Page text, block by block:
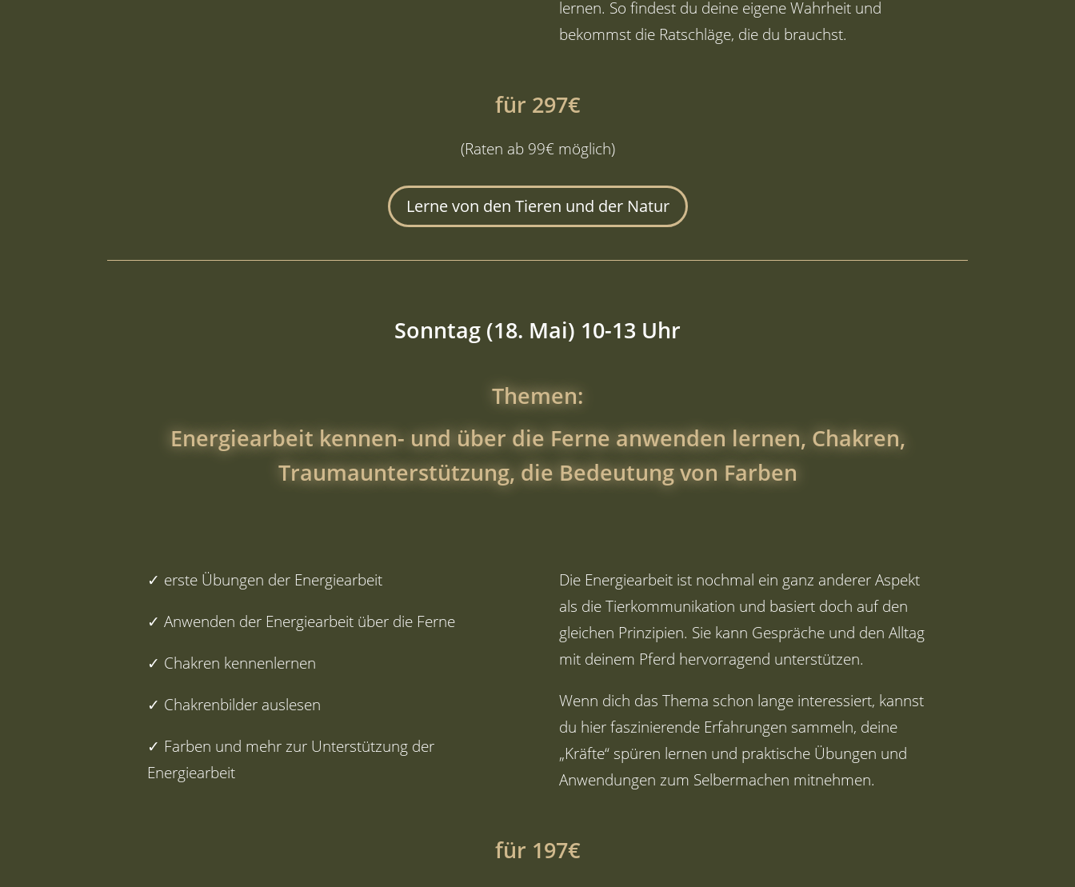
lernen. So findest du deine eigene Wahrheit und
bekommst die Ratschläge, die du brauchst.
für 297€
(Raten ab 99€ möglich)
Lerne von den Tieren und der Natur
Sonntag (18. Mai) 10-13 Uhr
Themen:
Energiearbeit kennen- und über die Ferne anwenden lernen, Chakren,
Traumaunterstützung, die Bedeutung von Farben
✓ erste Übungen der Energiearbeit
✓ Anwenden der Energiearbeit über die Ferne
✓ Chakren kennenlernen
✓ Chakrenbilder auslesen
✓ Farben und mehr zur Unterstützung der
Energiearbeit
Die Energiearbeit ist nochmal ein ganz anderer Aspekt
als die Tierkommunikation und basiert doch auf den
gleichen Prinzipien. Sie kann Gespräche und den Alltag
mit deinem Pferd hervorragend unterstützen.
Wenn dich das Thema schon lange interessiert, kannst
du hier faszinierende Erfahrungen sammeln, deine
„Kräfte“ spüren lernen und praktische Übungen und
Anwendungen zum Selbermachen mitnehmen.
für 197€